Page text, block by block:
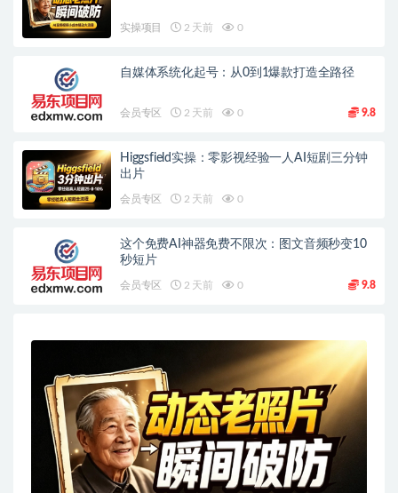
实操项目 2 天前 0
自媒体系统化起号：从0到1爆款打造全路径
会员专区 2 天前 0 9.8
Higgsfield实操：零影视经验一人AI短剧三分钟
出片
会员专区 2 天前 0
这个免费AI神器免费不限次：图文音频秒变10
秒短片
会员专区 2 天前 0 9.8